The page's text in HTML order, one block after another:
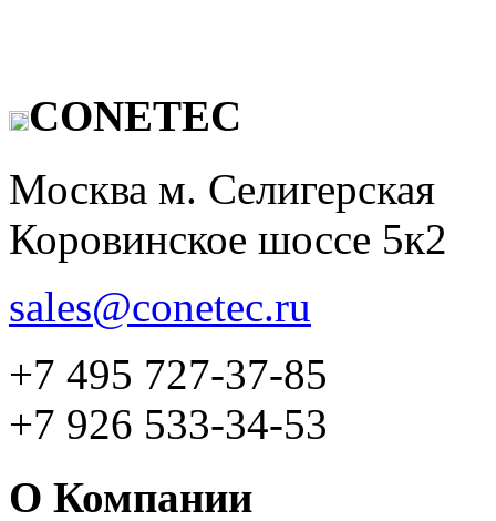
CONETEC
Москва м. Селигерская
Коровинское шоссе 5к2
sales@conetec.ru
+7 495 727-37-85
+7 926 533-34-53
О Компании